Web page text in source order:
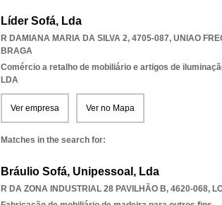
Líder Sofá, Lda
R DAMIANA MARIA DA SILVA 2, 4705-087, UNIAO
BRAGA
Comércio a retalho de mobiliário e artigos de
LDA
Ver empresa Ver no Mapa
Matches in the search for:
Bráulio Sofá, Unipessoal, Lda
R DA ZONA INDUSTRIAL 28 PAVILHÃO B, 4620-068,